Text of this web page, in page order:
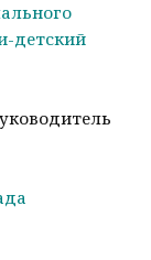
детский